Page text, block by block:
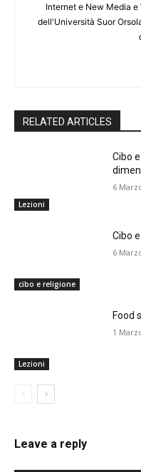
Internet e New Media
dell'Università Suor
RELATED ARTICLES
Lezioni
Cibo
6
cibo e religione
Cibo
6
Lezioni
Food
1
Leave a reply